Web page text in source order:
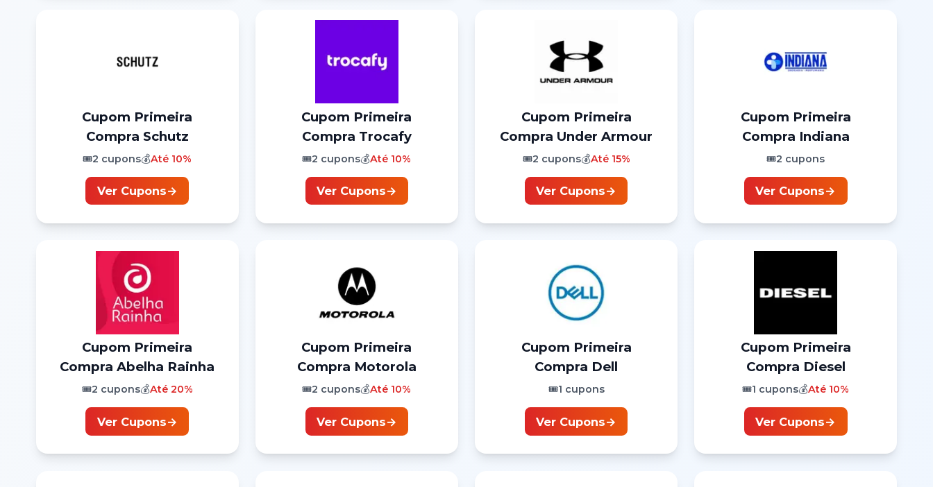
Cupom Primeira
Compra Schutz
🎟️2 cupons💰Até 10%
Ver Cupons→
Cupom Primeira
Compra Trocafy
🎟️2 cupons💰Até 10%
Ver Cupons→
Cupom Primeira
Compra Under Armour
🎟️2 cupons💰Até 15%
Ver Cupons→
Cupom Primeira
Compra Indiana
🎟️2 cupons
Ver Cupons→
Cupom Primeira
Compra Abelha Rainha
🎟️2 cupons💰Até 20%
Ver Cupons→
Cupom Primeira
Compra Motorola
🎟️2 cupons💰Até 10%
Ver Cupons→
Cupom Primeira
Compra Dell
🎟️1 cupons
Ver Cupons→
Cupom Primeira
Compra Diesel
🎟️1 cupons💰Até 10%
Ver Cupons→